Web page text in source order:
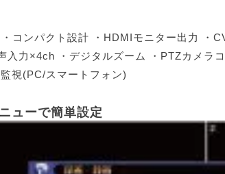
・コンパクト設計 ・HDMIモニター出力 ・
入力×4ch ・デジタルズーム ・PTZカメラ
視(PC/スマートフォン)
ューで簡単設定